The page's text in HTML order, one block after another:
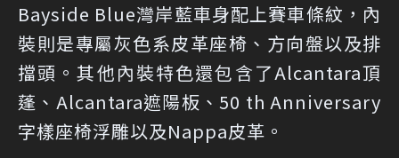
Bayside Blue灣岸藍車身配上賽車條紋，內
裝則是專屬灰色系皮革座椅、方向盤以及排
擋頭。其他內裝特色還包含了Alcantara頂
蓬、Alcantara遮陽板、50 th Anniversary
字樣座椅浮雕以及Nappa皮革。